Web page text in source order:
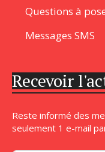
Questions à
Messages SMS
Recevoir
Reste informé des
seulement 1 e-mail